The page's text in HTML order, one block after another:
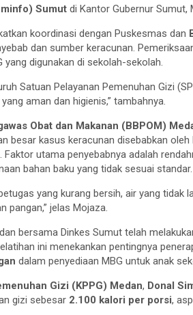
Sumut di Kantor Gubernur Sumut,
koordinasi dengan Puskesmas dan
dan sumber keracunan.
digunakan di sekolah-sekolah.
Satuan Pelayanan Pemenuhan Gizi
aman dan higienis,” tambahnya.
Obat dan Makanan (BBPOM)
besar kasus keracunan disebabkan
. Faktor utama penyebabnya adalah
bahan baku yang tidak sesuai standar.
yang kurang bersih, air yang tidak
pangan,” jelas Mojaza.
bersama Dinkes Sumut telah
ini menekankan pentingnya
dalam penyediaan MBG untuk anak
Gizi (KPPG) Medan, Donal
gizi sebesar 2.100 kalori per porsi,